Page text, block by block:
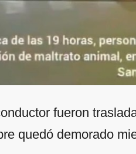
fueron
quedó demorado